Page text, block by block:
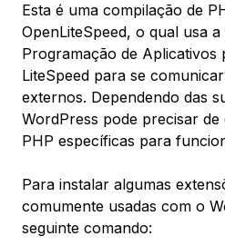
Esta é uma compilação de
OpenLiteSpeed, o qual usa
Programação de Aplicativos
LiteSpeed para se
externos. Dependendo das
WordPress pode precisar
PHP específicas para
Para instalar algumas
comumente usadas com o
seguinte comando: